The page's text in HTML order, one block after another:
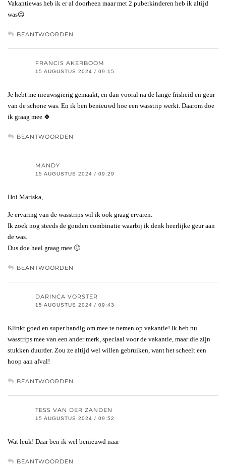
Vakantiewas heb ik er al doorheen maar met 2 puberkinderen heb ik altijd
was😉
BEANTWOORDEN
FRANCIS AKERBOOM
15 AUGUSTUS 2024 / 09:15
Je hebt me nieuwsgierig gemaakt, en dan vooral na de lange frisheid en geur
van de schone was. En ik ben benieuwd hoe een wasstrip werkt. Daarom doe
ik graag mee 🍀
BEANTWOORDEN
MANDY
15 AUGUSTUS 2024 / 09:29
Hoi Mariska,
Je ervaring van de wasstrips wil ik ook graag ervaren.
Ik zoek nog steeds de gouden combinatie waarbij ik denk heerlijke geur aan
de was.
Dus doe heel graag mee 🙂
BEANTWOORDEN
DARINCA VORSTER
15 AUGUSTUS 2024 / 09:43
Klinkt goed en super handig om mee te nemen op vakantie! Ik heb nu
wasstrips mee van een ander merk, speciaal voor de vakantie, maar die zijn
stukken duurder. Zou ze altijd wel willen gebruiken, want het scheelt een
hoop aan afval!
BEANTWOORDEN
TESS VAN DER ZANDEN
15 AUGUSTUS 2024 / 09:52
Wat leuk! Daar ben ik wel benieuwd naar
BEANTWOORDEN